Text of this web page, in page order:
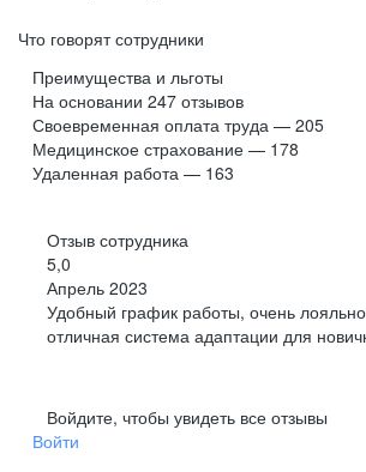
Что говорят сотрудники
Преимущества и льготы
На основании 247 отзывов
Своевременная оплата труда — 205
Медицинское страхование — 178
Удаленная работа — 163
Отзыв сотрудника
5,0
Апрель 2023
Удобный график работы, очень
отличная система адаптации для
Войдите, чтобы увидеть все отзывы
Войти